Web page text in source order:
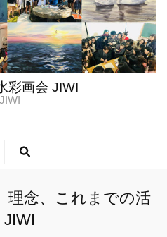
彩画会 JIWI
JIWI
念、これまでの活
JIWI